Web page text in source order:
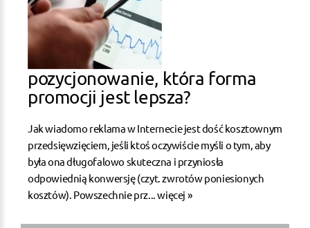
pozycjonowanie, która forma
promocji jest lepsza?
Jak wiadomo reklama w Internecie jest dość kosztownym
przedsięwzięciem, jeśli ktoś oczywiście myśli o tym, aby
była ona długofalowo skuteczna i przyniosła
odpowiednią konwersję (czyt. zwrotów poniesionych
kosztów). Powszechnie prz...więcej »